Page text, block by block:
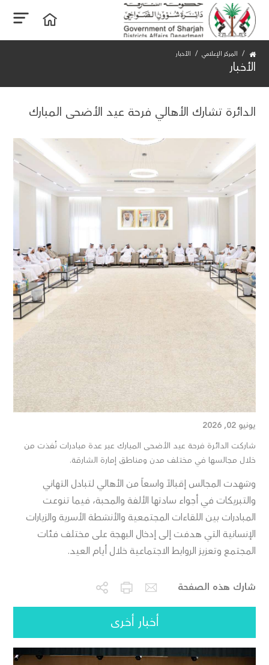
المركز الإعلامي الأخبار
الأخبار
الدائرة تشارك الأهالي فرحة عيد الأضحى المبارك
يونيو 02, 2026
شاركت الدائرة فرحة عيد الأضحى المبارك عبر عدة مبادرات نُفذت من
خلال مجالسها في مختلف مدن ومناطق إمارة الشارقة.
وشهدت المجالس إقبالاً واسعاً من الأهالي لتبادل التهاني
والتبريكات في أجواء سادتها الألفة والمحبة، فيما تنوعت
المبادرات بين اللقاءات المجتمعية والأنشطة الأسرية والزيارات
الإنسانية التي هدفت إلى إدخال البهجة على مختلف فئات
المجتمع وتعزيز الروابط الاجتماعية خلال أيام العيد.⁩
شارك هذه الصفحة
أخبار أخرى